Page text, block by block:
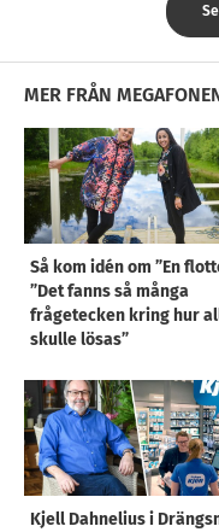
MER FRÅN
Så kom idén om ”En
”Det fanns så många
frågetecken kring hur
skulle lösas”
Kjell Dahnelius i